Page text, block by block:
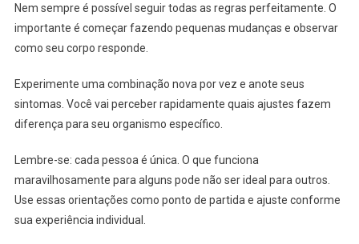
Nem sempre é possível seguir todas as regras perfeitamente. O
importante é começar fazendo pequenas mudanças e observar
como seu corpo responde.
Experimente uma combinação nova por vez e anote seus
sintomas. Você vai perceber rapidamente quais ajustes fazem
diferença para seu organismo específico.
Lembre-se: cada pessoa é única. O que funciona
maravilhosamente para alguns pode não ser ideal para outros.
Use essas orientações como ponto de partida e ajuste conforme
sua experiência individual.